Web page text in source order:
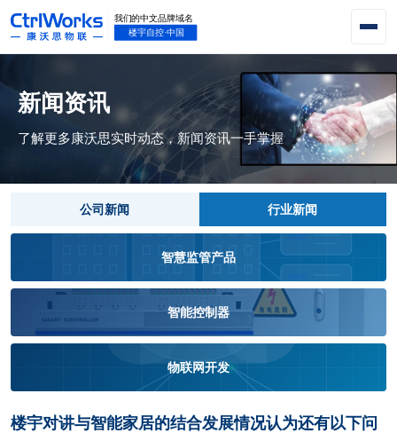
新闻资讯
了解更多康沃思实时动态，新闻资讯一手掌握
公司新闻 行业新闻
智慧监管产品
智能控制器
物联网开发
楼宇对讲与智能家居的结合发展情况认为还有以下问